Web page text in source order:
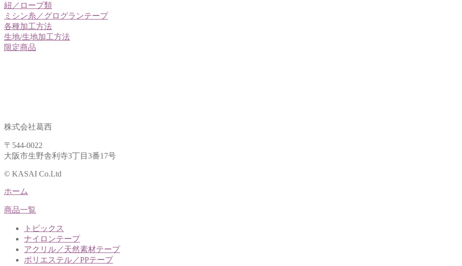
紐／ロープ類
ミシン糸／グログランテープ
各種加工方法
生地/生地加工方法
限定商品
株式会社葛西
〒544-0022
大阪市生野舎利寺3丁目3番17号
© KASAI Co.Ltd
ホーム
商品一覧
トピックス
ナイロンテープ
アクリル／天然素材テープ
ポリエステル／PPテープ